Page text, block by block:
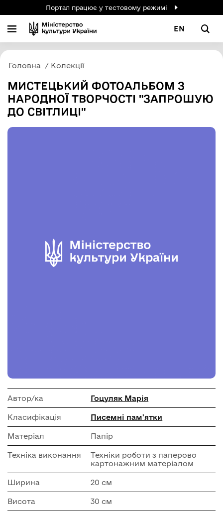
Портал працює у тестовому режимі
EN
Головна Колекції
МИСТЕЦЬКИЙ ФОТОАЛЬБОМ З
НАРОДНОЇ ТВОРЧОСТІ "ЗАПРОШУЮ
ДО СВІТЛИЦІ"
Автор/ка Гоцуляк Марія
Класифікація Писемні пам'ятки
Матеріал Папір
Техніка виконання
Техніки роботи з паперово
картонажним матеріалом
Ширина 20 см
Висота 30 см